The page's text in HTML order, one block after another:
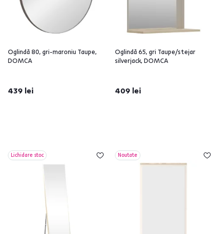
Oglindă 80, gri-maroniu Taupe,
DOMCA
439 lei
Oglindă 65, gri Taupe/stejar
silverjack, DOMCA
409 lei
Lichidare stoc Noutate